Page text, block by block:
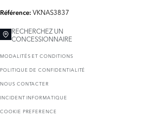
Référence: VKNAS3837
RECHERCHEZ UN
CONCESSIONNAIRE
MODALITÉS ET CONDITIONS
POLITIQUE DE CONFIDENTIALITÉ
NOUS CONTACTER
INCIDENT INFORMATIQUE
COOKIE PREFERENCE